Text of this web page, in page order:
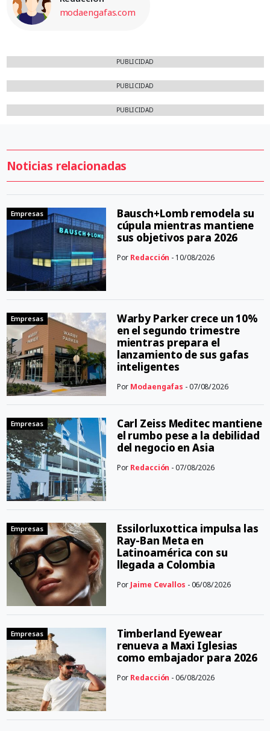
modaengafas.com
PUBLICIDAD
PUBLICIDAD
PUBLICIDAD
Noticias relacionadas
Empresas
Bausch+Lomb remodela su
cúpula mientras mantiene
sus objetivos para 2026
Por Redacción - 10/08/2026
Empresas
Warby Parker crece un 10%
en el segundo trimestre
mientras prepara el
lanzamiento de sus gafas
inteligentes
Por Modaengafas - 07/08/2026
Empresas
Carl Zeiss Meditec mantiene
el rumbo pese a la debilidad
del negocio en Asia
Por Redacción - 07/08/2026
Empresas
Essilorluxottica impulsa las
Ray-Ban Meta en
Latinoamérica con su
llegada a Colombia
Por Jaime Cevallos - 06/08/2026
Empresas
Timberland Eyewear
renueva a Maxi Iglesias
como embajador para 2026
Por Redacción - 06/08/2026